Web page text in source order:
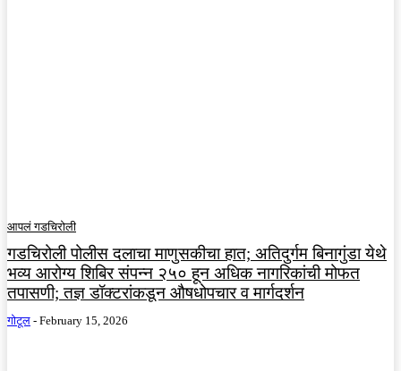
आपलं गडचिरोली
गडचिरोली पोलीस दलाचा माणुसकीचा हात; अतिदुर्गम बिनागुंडा येथे
भव्य आरोग्य शिबिर संपन्न २५० हून अधिक नागरिकांची मोफत
तपासणी; तज्ञ डॉक्टरांकडून औषधोपचार व मार्गदर्शन
गोटूल - February 15, 2026